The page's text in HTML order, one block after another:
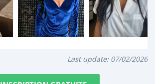
Last update: 07/02/2026